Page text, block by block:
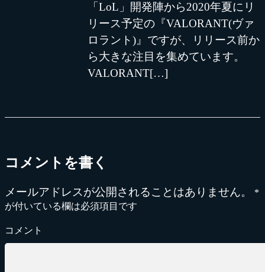
「LoL」開発陣から2020年夏にリ
リース予定の『VALORANT(ヴァ
ロラント)』ですが、リリース前か
ら大きな注目を集めています。
VALORANT[…]
コメントを書く
メールアドレスが公開されることはありません。
*
が付いている欄は必須項目です
コメント